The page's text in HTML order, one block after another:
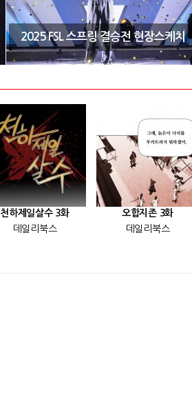
2025 FSL 스프링 결승전 현장스케치
천하제일살수 3화
데일리북스
오합지존 3화
데일리북스